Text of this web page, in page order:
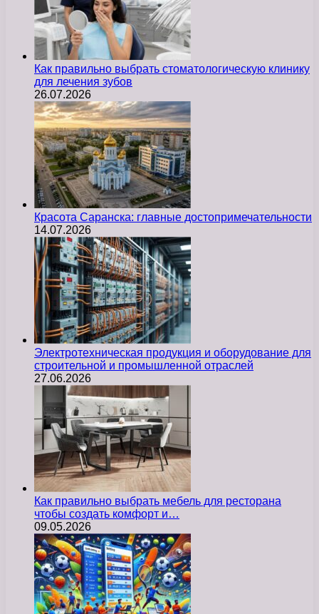
Как правильно выбрать стоматологическую клинику
для лечения зубов
26.07.2026
Красота Саранска: главные достопримечательности
14.07.2026
Электротехническая продукция и оборудование для
строительной и промышленной отраслей
27.06.2026
Как правильно выбрать мебель для ресторана
чтобы создать комфорт и…
09.05.2026